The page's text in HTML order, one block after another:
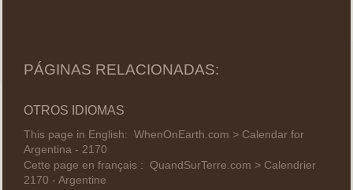
PÁGINAS RELACIONADAS:
OTROS IDIOMAS
This page in English: WhenOnEarth.com > Calendar for
Argentina - 2170
Cette page en français : QuandSurTerre.com > Calendrier
2170 - Argentine